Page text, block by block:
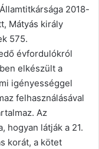
2018-
Mátyás király
575.
évfordulókról
elkészült a
igényességgel
felhasználásával
Az
hogyan látják a 21.
korát, a kötet